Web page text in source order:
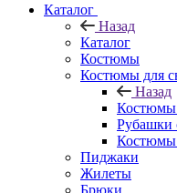
Каталог
Назад
Каталог
Костюмы
Костюмы для
Назад
Костюмы
Рубашки
Костюмы
Пиджаки
Жилеты
Брюки